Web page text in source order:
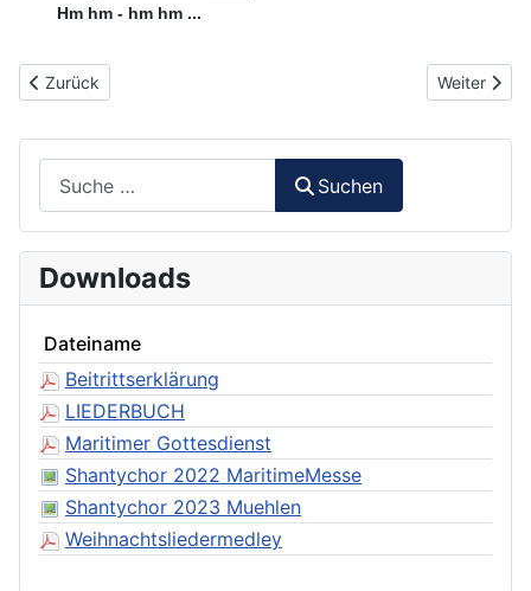
Hm hm - hm hm ...
Vorheriger Beitrag: 032 - Das ist die Liebe der Matrosen
Zurück Nächster
Weiter
Suchen
Downloads
Dateiname
Beitrittserklärung
LIEDERBUCH
Maritimer Gottesdienst
Shantychor 2022 MaritimeMesse
Shantychor 2023 Muehlen
Weihnachtsliedermedley